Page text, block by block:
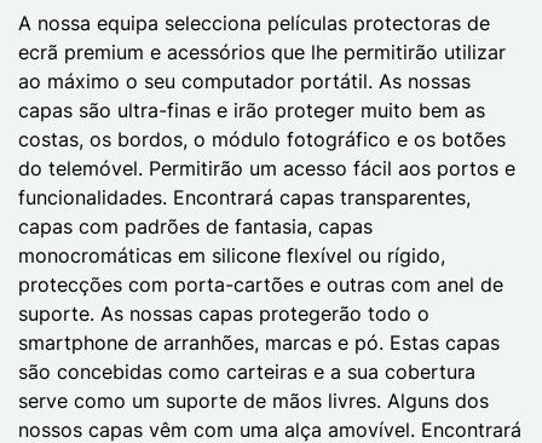
A nossa equipa selecciona películas protectoras de
ecrã premium e acessórios que lhe permitirão utilizar
ao máximo o seu computador portátil. As nossas
capas são ultra-finas e irão proteger muito bem as
costas, os bordos, o módulo fotográfico e os botões
do telemóvel. Permitirão um acesso fácil aos portos e
funcionalidades. Encontrará capas transparentes,
capas com padrões de fantasia, capas
monocromáticas em silicone flexível ou rígido,
protecções com porta-cartões e outras com anel de
suporte. As nossas capas protegerão todo o
smartphone de arranhões, marcas e pó. Estas capas
são concebidas como carteiras e a sua cobertura
serve como um suporte de mãos livres. Alguns dos
nossos capas vêm com uma alça amovível. Encontrará